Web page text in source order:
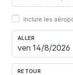
Inclure les
ALLER
RETOUR